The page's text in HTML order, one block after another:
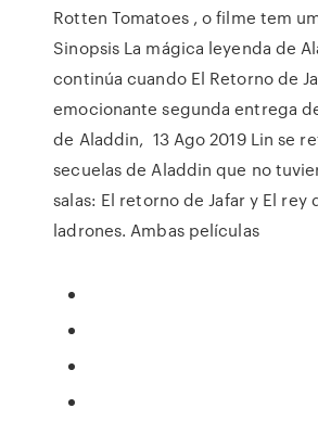
Rotten Tomatoes , o filme tem
Sinopsis La mágica leyenda de
continúa cuando El Retorno de
emocionante segunda entrega
de Aladdin, 13 Ago 2019 Lin se
secuelas de Aladdin que no
salas: El retorno de Jafar y El rey
ladrones. Ambas películas